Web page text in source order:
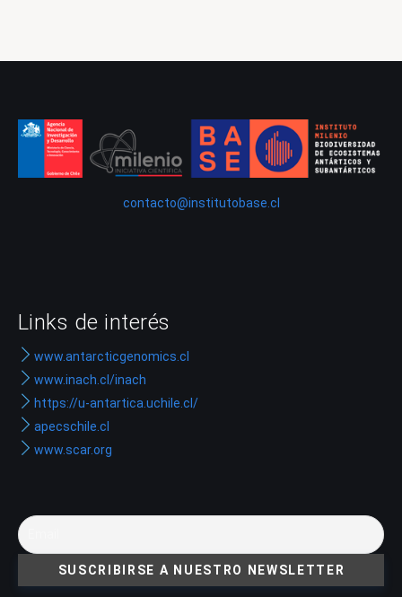
contacto@institutobase.cl
Links de interés
www.antarcticgenomics.cl
www.inach.cl/inach
https://u-antartica.uchile.cl/
apecschile.cl
www.scar.org